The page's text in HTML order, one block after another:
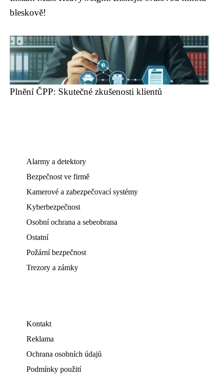
bleskově!
Plnění ČPP: Skutečné zkušenosti klientů
Alarmy a detektory
Bezpečnost ve firmě
Kamerové a zabezpečovací systémy
Kyberbezpečnost
Osobní ochrana a sebeobrana
Ostatní
Požární bezpečnost
Trezory a zámky
Kontakt
Reklama
Ochrana osobních údajů
Podmínky použití